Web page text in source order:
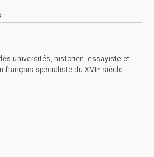
universités, historien, essayiste et
français spécialiste du XVIIᵉ siècle.